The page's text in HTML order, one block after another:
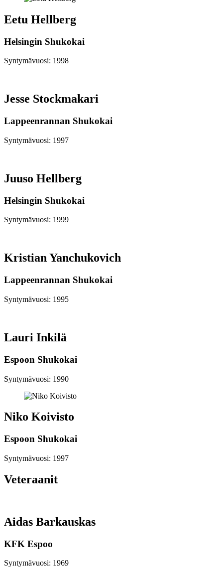
Eetu Hellberg
Helsingin Shukokai
Syntymävuosi: 1998
Jesse Stockmakari
Lappeenrannan Shukokai
Syntymävuosi: 1997
Juuso Hellberg
Helsingin Shukokai
Syntymävuosi: 1999
Kristian Yanchukovich
Lappeenrannan Shukokai
Syntymävuosi: 1995
Lauri Inkilä
Espoon Shukokai
Syntymävuosi: 1990
Niko Koivisto
Espoon Shukokai
Syntymävuosi: 1997
Veteraanit
Aidas Barkauskas
KFK Espoo
Syntymävuosi: 1969